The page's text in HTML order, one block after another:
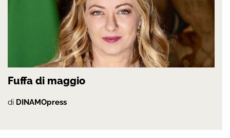
Fuffa di maggio
di DINAMOpress